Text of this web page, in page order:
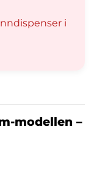
i
modellen –